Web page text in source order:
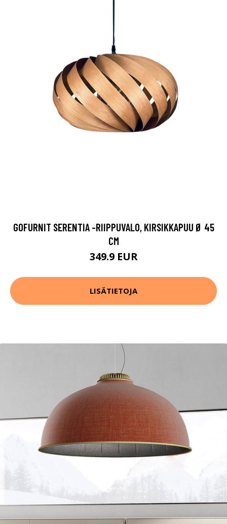
GOFURNIT SERENTIA -RIIPPUVALO, KIRSIKKAPUU Ø 45
CM
349.9 EUR
LISÄTIETOJA